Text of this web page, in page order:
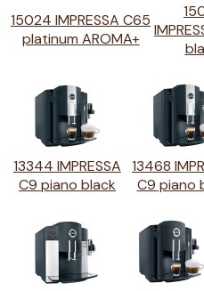
15024 IMPRESSA C65
platinum AROMA+
13344 IMPRESSA
C9 piano black
13468
C9 piano